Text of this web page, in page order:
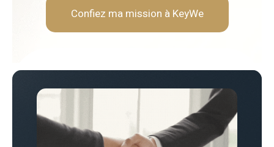
Confiez ma mission à KeyWe